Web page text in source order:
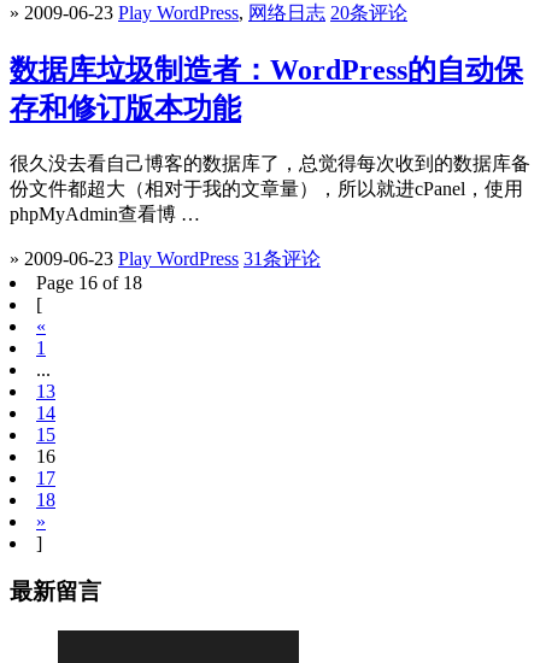
» 2009-06-23 Play WordPress, 网络日志 20条评论
数据库垃圾制造者：WordPress的自动保
存和修订版本功能
很久没去看自己博客的数据库了，总觉得每次收到的数据库备
份文件都超大（相对于我的文章量），所以就进cPanel，使用
phpMyAdmin查看博 …
» 2009-06-23 Play WordPress 31条评论
Page 16 of 18
[
«
1
...
13
14
15
16
17
18
»
]
最新留言